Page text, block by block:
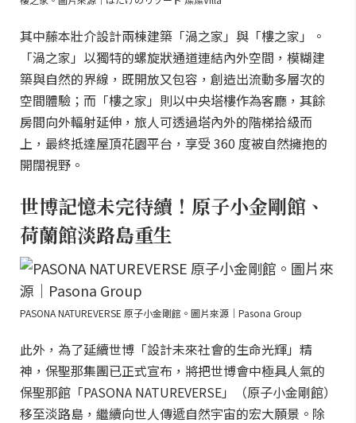
其中藤本壯介設計兩棟建築「渦之家」與「樓之家」。
「渦之家」以獨特的螺旋狀通道連結內外空間，模糊建
築與自然的界線，既開放又包容，創造出流動多層次的
空間體驗；而「樓之家」則以中央塔樓作為客廳，其餘
房間向外輻射延伸，旅人可透過塔內外的階梯拾級而
上，最終抵達屋頂花園平台，享受 360 度被自然擁抱的
開闊視野。
世博記憶未完待續！原子小金剛館、
荷蘭館淡路島重生
PASONA NATUREVERSE 原子小金剛館。圖片來源｜Pasona Group
此外，為了延續世博「設計未來社會的生命光輝」精
神，保聖那集團已正式宣布，將把世博會中極具人氣的
保聖那館「PASONA NATUREVERSE」（原子小金剛館）
移至淡路島，繼續向世人傳遞自然宇宙的宏大願景。除